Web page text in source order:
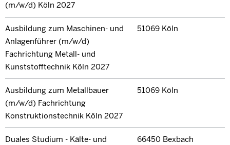
(m/w/d) Köln 2027
Ausbildung zum Maschinen- und
Anlagenführer (m/w/d)
Fachrichtung Metall- und
Kunststofftechnik Köln 2027
51069 Köln
Ausbildung zum Metallbauer
(m/w/d) Fachrichtung
Konstruktionstechnik Köln 2027
51069 Köln
Duales Studium - Kälte- und
66450 Bexbach